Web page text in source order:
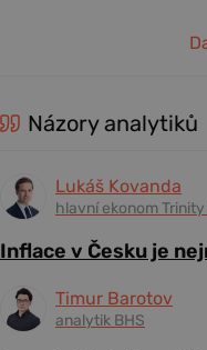
Názory analytiků
Lukáš Kovanda
hlavní ekonom
Inflace v Česku je
Timur Barotov
analytik BHS